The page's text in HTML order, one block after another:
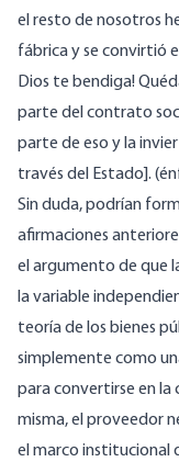
el resto de nosotros
fábrica y se convirtió
Dios te bendiga!
parte del contrato
parte de eso y la
través del Estado].
Sin duda, podrían
afirmaciones
el argumento de que
la variable
teoría de los bienes
simplemente como
para convertirse en la
misma, el proveedor
el marco institucional